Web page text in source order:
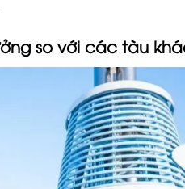
so với các tàu